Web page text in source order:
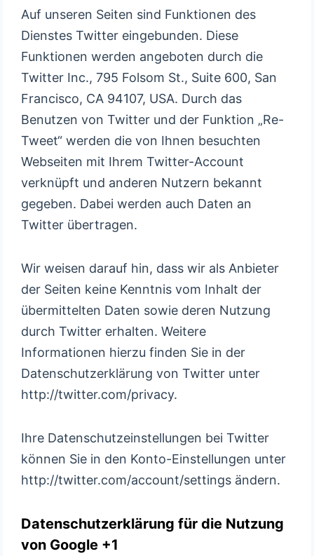
Auf unseren Seiten sind Funktionen des
Dienstes Twitter eingebunden. Diese
Funktionen werden angeboten durch die
Twitter Inc., 795 Folsom St., Suite 600, San
Francisco, CA 94107, USA. Durch das
Benutzen von Twitter und der Funktion „Re-
Tweet“ werden die von Ihnen besuchten
Webseiten mit Ihrem Twitter-Account
verknüpft und anderen Nutzern bekannt
gegeben. Dabei werden auch Daten an
Twitter übertragen.
Wir weisen darauf hin, dass wir als Anbieter
der Seiten keine Kenntnis vom Inhalt der
übermittelten Daten sowie deren Nutzung
durch Twitter erhalten. Weitere
Informationen hierzu finden Sie in der
Datenschutzerklärung von Twitter unter
http://twitter.com/privacy.
Ihre Datenschutzeinstellungen bei Twitter
können Sie in den Konto-Einstellungen unter
http://twitter.com/account/settings ändern.
Datenschutzerklärung für die Nutzung
von Google +1